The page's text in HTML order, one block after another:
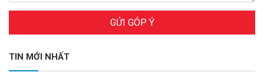
GỬI GÓP Ý
TIN MỚI NHẤT